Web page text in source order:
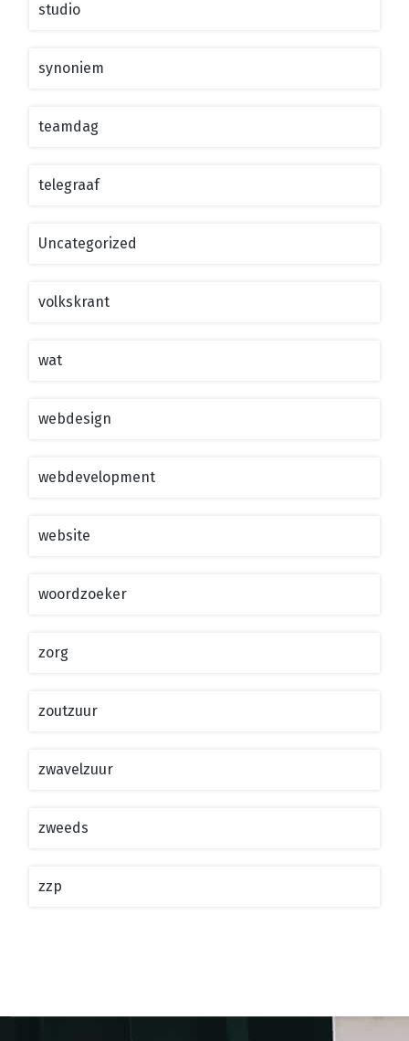
studio
synoniem
teamdag
telegraaf
Uncategorized
volkskrant
wat
webdesign
webdevelopment
website
woordzoeker
zorg
zoutzuur
zwavelzuur
zweeds
zzp